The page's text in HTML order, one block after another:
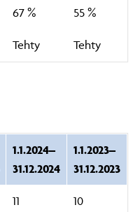
67 % 55 %
Tehty Tehty
1.1.2024–
31.12.2024
1.1.2023–
31.12.2023
11 10